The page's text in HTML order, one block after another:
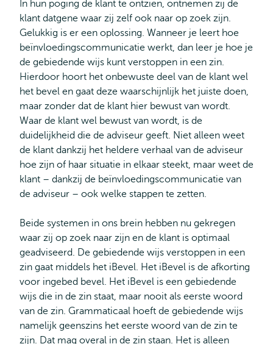
In hun poging de klant te ontzien, ontnemen zij de
klant datgene waar zij zelf ook naar op zoek zijn.
Gelukkig is er een oplossing. Wanneer je leert hoe
beïnvloedingscommunicatie werkt, dan leer je hoe je
de gebiedende wijs kunt verstoppen in een zin.
Hierdoor hoort het onbewuste deel van de klant wel
het bevel en gaat deze waarschijnlijk het juiste doen,
maar zonder dat de klant hier bewust van wordt.
Waar de klant wel bewust van wordt, is de
duidelijkheid die de adviseur geeft. Niet alleen weet
de klant dankzij het heldere verhaal van de adviseur
hoe zijn of haar situatie in elkaar steekt, maar weet de
klant – dankzij de beïnvloedingscommunicatie van
de adviseur – ook welke stappen te zetten.
Beide systemen in ons brein hebben nu gekregen
waar zij op zoek naar zijn en de klant is optimaal
geadviseerd. De gebiedende wijs verstoppen in een
zin gaat middels het iBevel. Het iBevel is de afkorting
voor ingebed bevel. Het iBevel is een gebiedende
wijs die in de zin staat, maar nooit als eerste woord
van de zin. Grammaticaal hoeft de gebiedende wijs
namelijk geenszins het eerste woord van de zin te
zijn. Dat mag overal in de zin staan. Het is alleen